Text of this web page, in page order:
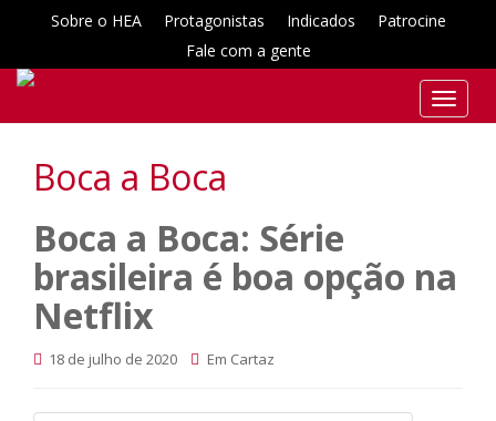
Sobre o HEA Protagonistas Indicados
Patrocine
Fale com a gente
T
o
a
Boca a Boca
Boca a Boca: Série
brasileira é boa opção na
Netflix
18 de julho de 2020 Em Cartaz